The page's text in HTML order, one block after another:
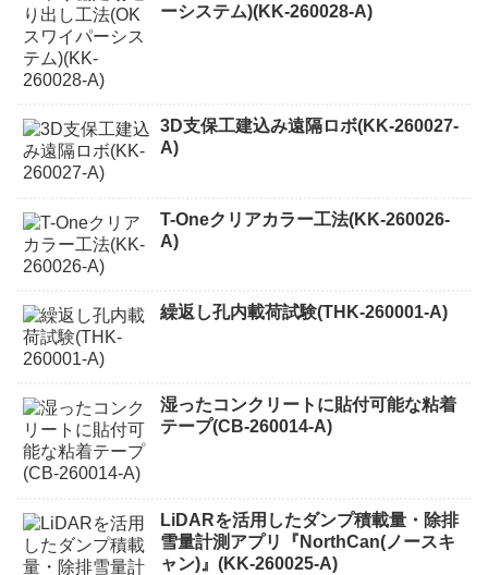
ーシステム)(KK-260028-A)
3D支保工建込み遠隔ロボ(KK-260027-
A)
T-Oneクリアカラー工法(KK-260026-
A)
繰返し孔内載荷試験(THK-260001-A)
湿ったコンクリートに貼付可能な粘着
テープ(CB-260014-A)
LiDARを活用したダンプ積載量・除排
雪量計測アプリ『NorthCan(ノースキ
ャン)』(KK-260025-A)